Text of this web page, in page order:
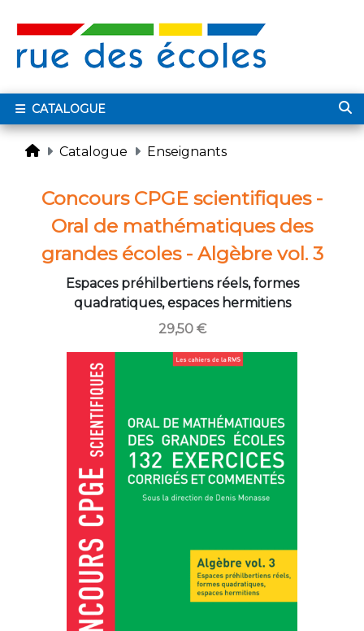
CATALOGUE
Catalogue Enseignants
Concours CPGE scientifiques -
Oral de mathématiques des
grandes écoles - Algèbre vol. 3
Espaces préhilbertiens réels, formes
quadratiques, espaces hermitiens
29,50 €